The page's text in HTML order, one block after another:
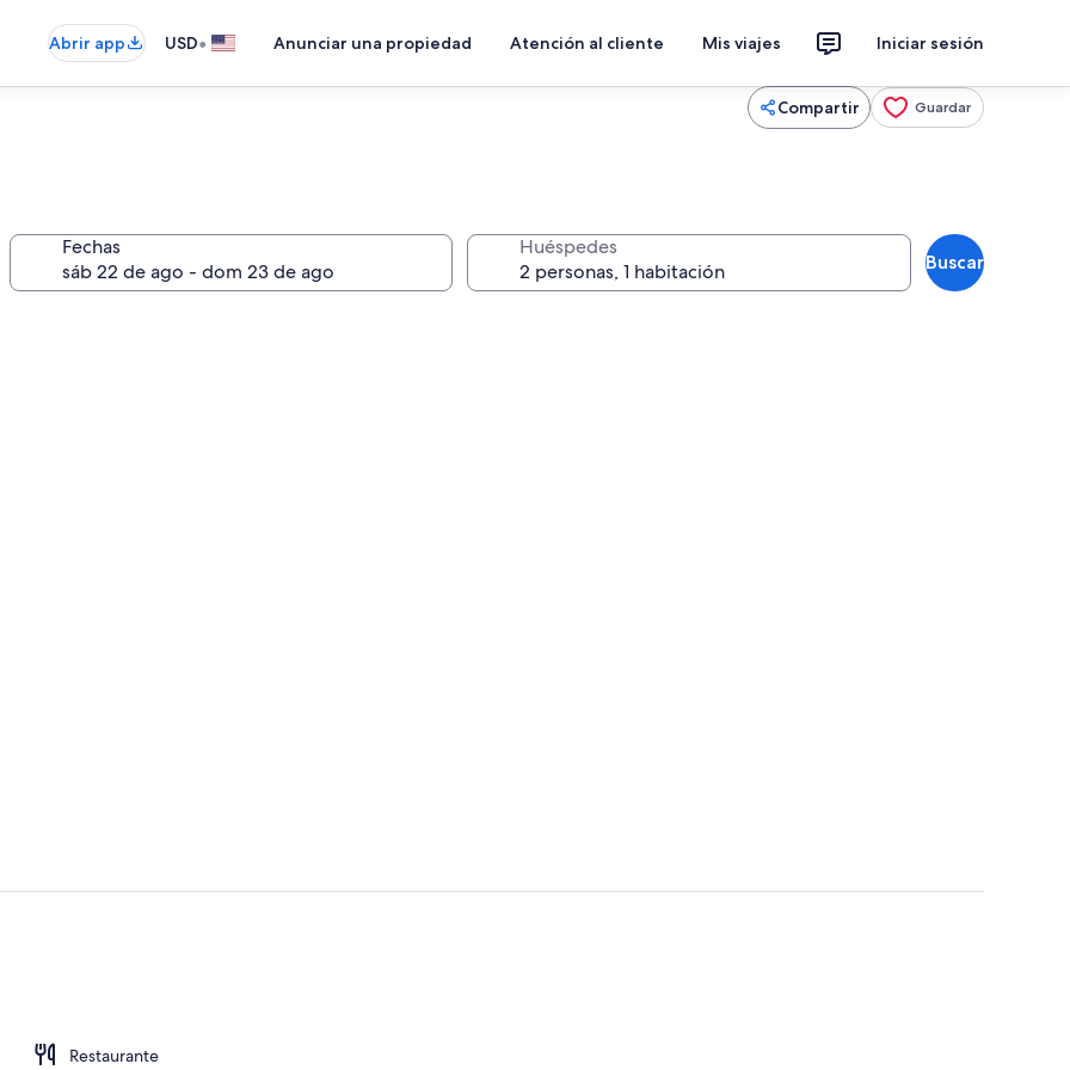
Abrir app USD• Anunciar una propiedad Atención al cliente Mis viajes Iniciar sesión
Compartir Guardar
Fechas Huéspedes
Buscar
Restaurante